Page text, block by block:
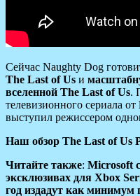
Сейчас Naughty Dog
The Last of Us и
вселенной The Last of Us.
телевизионного сериала от
выступил режиссером
Наш обзор The Last of Us
Читайте также: Microsoft
эксклюзивах для Xbox
год издадут как минимум